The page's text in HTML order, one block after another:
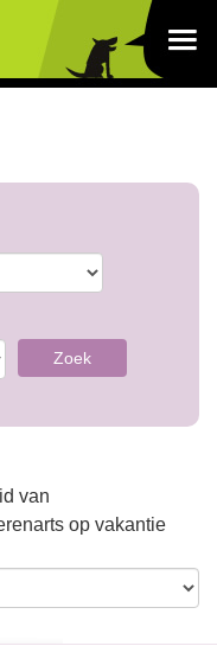
Zoek
van
op vakantie